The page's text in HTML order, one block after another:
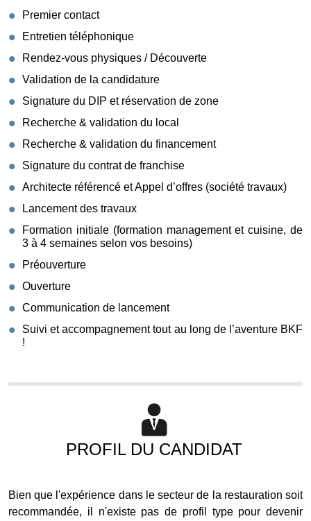
Premier contact
Entretien téléphonique
Rendez-vous physiques / Découverte
Validation de la candidature
Signature du DIP et réservation de zone
Recherche & validation du local
Recherche & validation du financement
Signature du contrat de franchise
Architecte référencé et Appel d’offres (société travaux)
Lancement des travaux
Formation initiale (formation management et cuisine, de
3 à 4 semaines selon vos besoins)
Préouverture
Ouverture
Communication de lancement
Suivi et accompagnement tout au long de l’aventure BKF
!
PROFIL DU CANDIDAT
Bien que l'expérience dans le secteur de la restauration soit
recommandée, il n'existe pas de profil type pour devenir